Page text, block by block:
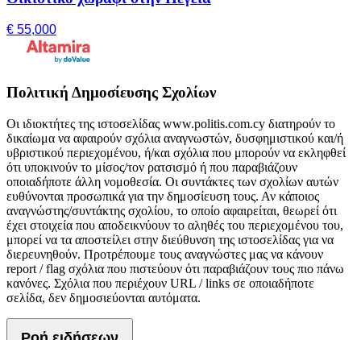
€ 55,000
Πολιτική Δημοσίευσης Σχολίων
Οι ιδιοκτήτες της ιστοσελίδας www.politis.com.cy διατηρούν το
δικαίωμα να αφαιρούν σχόλια αναγνωστών, δυσφημιστικού και/ή
υβριστικού περιεχομένου, ή/και σχόλια που μπορούν να εκληφθεί
ότι υποκινούν το μίσος/τον ρατσισμό ή που παραβιάζουν
οποιαδήποτε άλλη νομοθεσία. Οι συντάκτες των σχολίων αυτών
ευθύνονται προσωπικά για την δημοσίευση τους. Αν κάποιος
αναγνώστης/συντάκτης σχολίου, το οποίο αφαιρείται, θεωρεί ότι
έχει στοιχεία που αποδεικνύουν το αληθές του περιεχομένου του,
μπορεί να τα αποστείλει στην διεύθυνση της ιστοσελίδας για να
διερευνηθούν. Προτρέπουμε τους αναγνώστες μας να κάνουν
report / flag σχόλια που πιστεύουν ότι παραβιάζουν τους πιο πάνω
κανόνες. Σχόλια που περιέχουν URL / links σε οποιαδήποτε
σελίδα, δεν δημοσιεύονται αυτόματα.